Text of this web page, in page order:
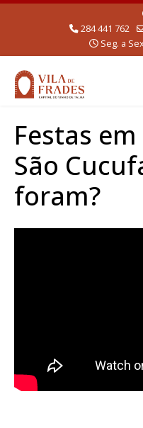
284 441 762
Seg. a
Festas
São
foram?